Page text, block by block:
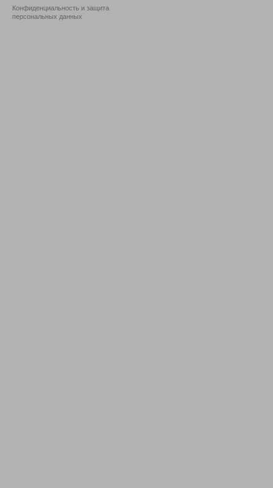
Конфиденциальность и защита
персональных данных